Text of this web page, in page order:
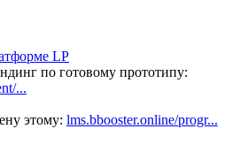
LP
по готовому прототипу:
...
этому: lms.bbooster.online/progr...